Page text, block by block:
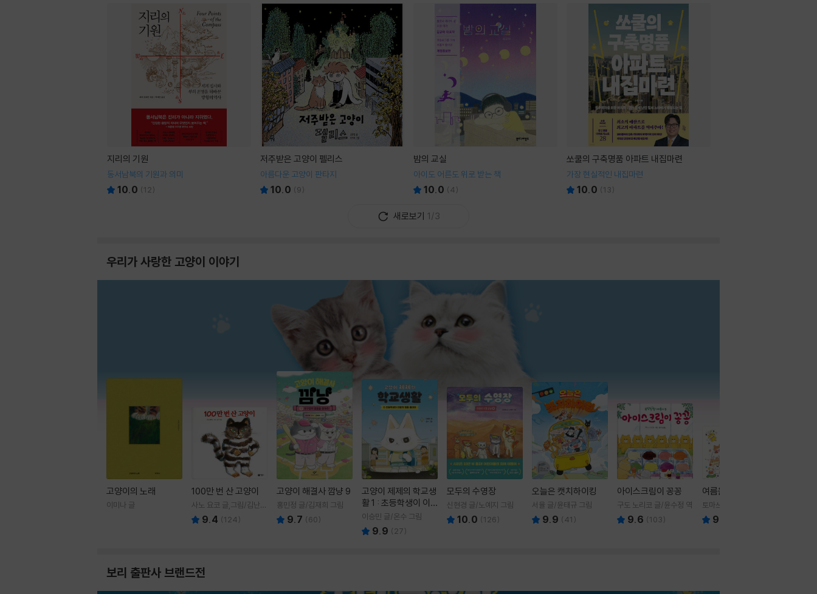
지리의 기원
동서남북의 기원과 의미
10.0 (12)
저주받은 고양이 펠리스
아름다운 고양이 판타지
10.0 (9)
밤의 교실
아이도 어른도 위로 받는 책
10.0 (4)
쏘쿨의 구축명품 아파트 내집마련
가장 현실적인 내집마련
10.0 (13)
새로보기 1/3
우리가 사랑한 고양이 이야기
고양이의 노래
이미나 글
100만 번 산 고양이
사노 요코 글,그림/김난주
역 9.4 (124)
고양이 해결사 깜냥 9
홍민정 글/김재희 그림
9.7 (60)
고양이 제제의 학교생
활 1 : 초등학생이 이
렇게 힘들 줄이야
이승민 글/온수 그림
9.9 ( 27)
모두의 수영장
신현경 글/노예지 그림
10.0 (126)
오늘은 캣치하이킹
서율 글/윤태규 그림
9.9 (41 )
아이스크림이 꽁꽁
구도 노리코 글/윤수정 역
9.6 (103)
여름을 부탁해
토마쓰리 글그림
9.8
보리 출판사 브랜드전